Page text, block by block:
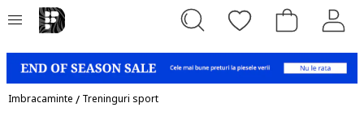
Imbracaminte / Treninguri sport